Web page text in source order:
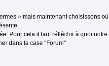
» mais maintenant choisissons
Pour cela il faut réfléchir à quoi
dans la case "Forum"